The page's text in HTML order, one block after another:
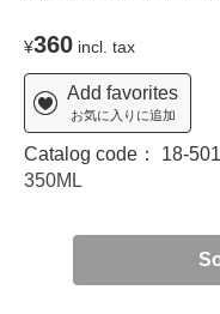
¥360 incl. tax
Add favorites
お気に入りに追加
Catalog code： 18-
350ML